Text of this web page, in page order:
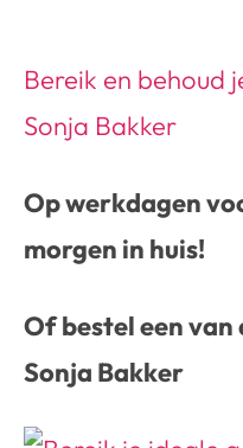
Bereik en behoud
Sonja Bakker
Op werkdagen
morgen in huis!
Of bestel een van
Sonja Bakker